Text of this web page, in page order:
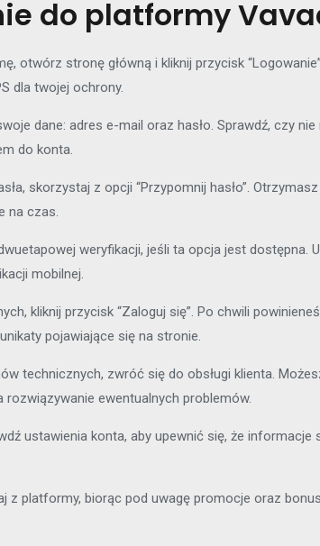
do platformy
otwórz stronę główną i kliknij przycisk
dla twojej ochrony.
dane: adres e-mail oraz hasło. Sprawdź, czy
do konta.
skorzystaj z opcji “Przypomnij hasło”.
na czas.
weryfikacji, jeśli ta opcja jest
mobilnej.
kliknij przycisk “Zaloguj się”. Po chwili
pojawiające się na stronie.
technicznych, zwróć się do obsługi klienta.
rozwiązywanie ewentualnych problemów.
ustawienia konta, aby upewnić się, że
z platformy, biorąc pod uwagę promocje oraz